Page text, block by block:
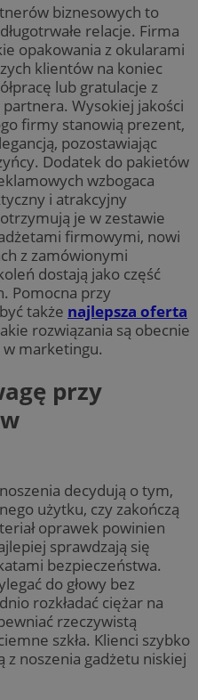
biznesowych to
relacje. Firma
opakowania z okularami
klientów na koniec
lub gratulacje z
Wysokiej jakości
firmy stanowią prezent,
pozostawiając
Dodatek do pakietów
wzbogaca
i atrakcyjny
je w zestawie
firmowymi, nowi
z zamówionymi
dostają jako część
Pomocna przy
także najlepsza oferta
rozwiązania są obecnie
marketingu.
przy
decydują o tym,
użytku, czy zakończą
oprawek powinien
sprawdzają się
bezpieczeństwa.
do głowy bez
rozkładać ciężar na
rzeczywistą
szkła. Klienci szybko
z noszenia gadżetu niskiej